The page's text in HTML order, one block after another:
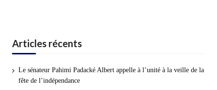
Articles récents
Le sénateur Pahimi Padacké Albert appelle à l’unité à la veille de la
fête de l’indépendance